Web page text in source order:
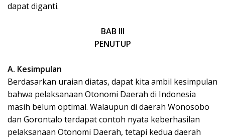
dapat diganti.
BAB III
PENUTUP
A. Kesimpulan
Berdasarkan uraian diatas, dapat kita ambil kesimpulan
bahwa pelaksanaan Otonomi Daerah di Indonesia
masih belum optimal. Walaupun di daerah Wonosobo
dan Gorontalo terdapat contoh nyata keberhasilan
pelaksanaan Otonomi Daerah, tetapi kedua daerah